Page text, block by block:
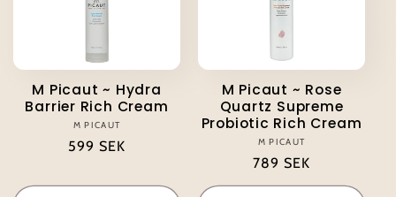
M Picaut ~ Hydra
Barrier Rich Cream
Säljare:
M PICAUT
Ordinarie
599 SEK
M Picaut ~ Rose
Quartz Supreme
Probiotic Rich Cream
Säljare:
M PICAUT
Ordinarie
pris
789 SEK